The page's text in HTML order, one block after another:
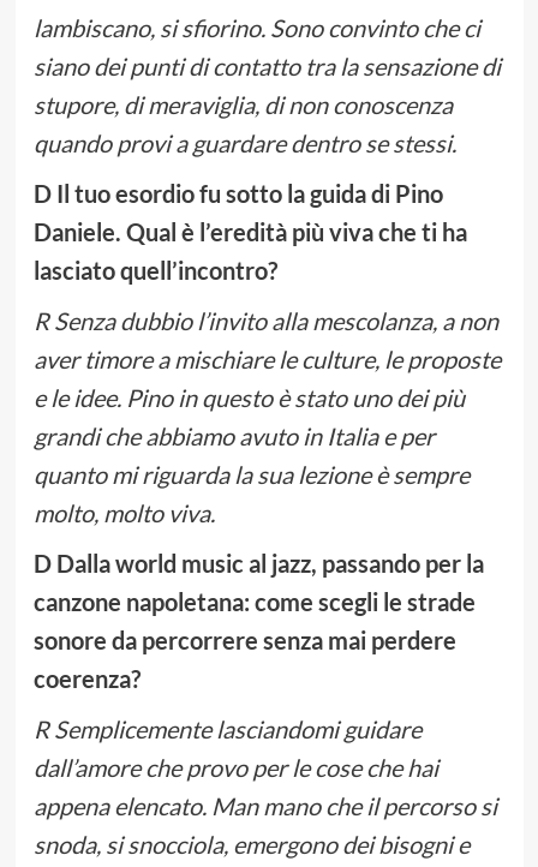
lambiscano, si sfiorino. Sono convinto che ci
siano dei punti di contatto tra la sensazione di
stupore, di meraviglia, di non conoscenza
quando provi a guardare dentro se stessi.
D Il tuo esordio fu sotto la guida di Pino
Daniele. Qual è l’eredità più viva che ti ha
lasciato quell’incontro?
R Senza dubbio l’invito alla mescolanza, a non
aver timore a mischiare le culture, le proposte
e le idee. Pino in questo è stato uno dei più
grandi che abbiamo avuto in Italia e per
quanto mi riguarda la sua lezione è sempre
molto, molto viva.
D Dalla world music al jazz, passando per la
canzone napoletana: come scegli le strade
sonore da percorrere senza mai perdere
coerenza?
R Semplicemente lasciandomi guidare
dall’amore che provo per le cose che hai
appena elencato. Man mano che il percorso si
snoda, si snocciola, emergono dei bisogni e